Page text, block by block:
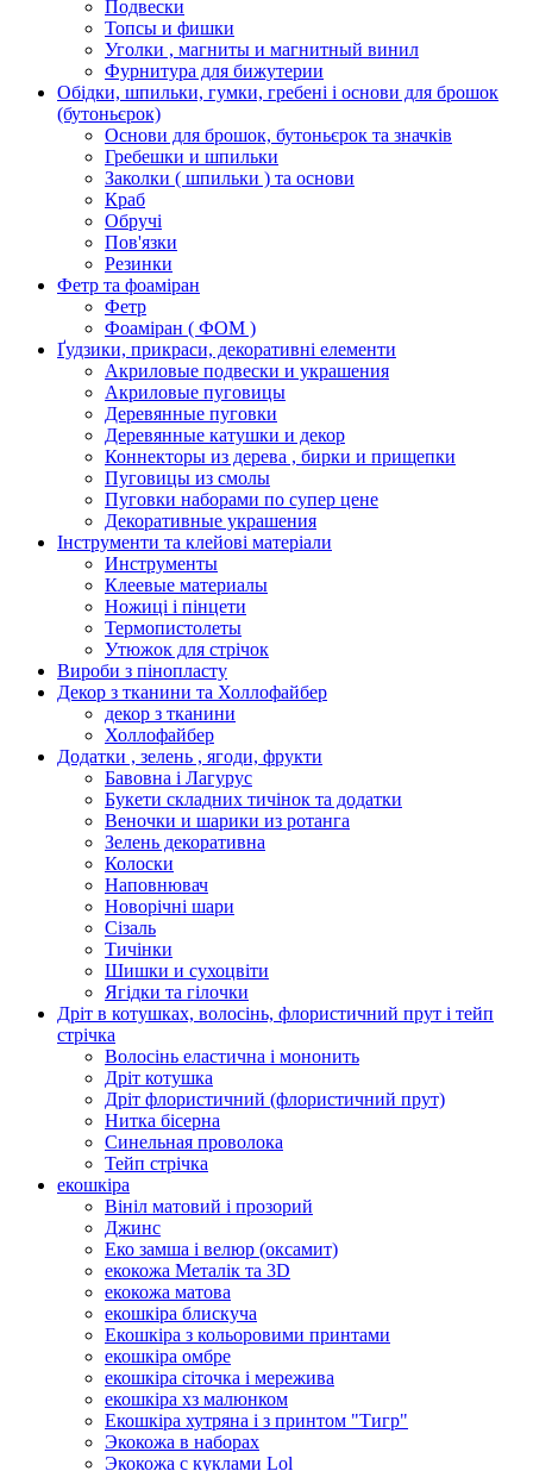
Подвески
Топсы и фишки
Уголки , магниты и магнитный винил
Фурнитура для бижутерии
Обідки, шпильки, гумки, гребені і основи для брошок
(бутоньєрок)
Основи для брошок, бутоньєрок та значків
Гребешки и шпильки
Заколки ( шпильки ) та основи
Краб
Обручі
Пов'язки
Резинки
Фетр та фоаміран
Фетр
Фоаміран ( ФОМ )
Ґудзики, прикраси, декоративні елементи
Акриловые подвески и украшения
Акриловые пуговицы
Деревянные пуговки
Деревянные катушки и декор
Коннекторы из дерева , бирки и прищепки
Пуговицы из смолы
Пуговки наборами по супер цене
Декоративные украшения
Інструменти та клейові матеріали
Инструменты
Клеевые материалы
Ножиці і пінцети
Термопистолеты
Утюжок для стрічок
Вироби з пінопласту
Декор з тканини та Холлофайбер
декор з тканини
Холлофайбер
Додатки , зелень , ягоди, фрукти
Бавовна і Лагурус
Букети складних тичінок та додатки
Веночки и шарики из ротанга
Зелень декоративна
Колоски
Наповнювач
Новорічні шари
Сізаль
Тичінки
Шишки и сухоцвіти
Ягідки та гілочки
Дріт в котушках, волосінь, флористичний прут і тейп
стрічка
Волосінь еластична і мононить
Дріт котушка
Дріт флористичний (флористичний прут)
Нитка бісерна
Синельная проволока
Тейп стрічка
екошкіра
Вініл матовий і прозорий
Джинс
Еко замша і велюр (оксамит)
екокожа Металік та 3D
екокожа матова
екошкіра блискуча
Екошкіра з кольоровими принтами
екошкіра омбре
екошкіра сіточка і мережива
екошкіра хз малюнком
Екошкіра хутряна і з принтом "Тигр"
Экокожа в наборах
Экокожа с куклами Lol